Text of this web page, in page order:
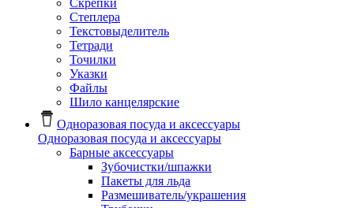
Скрепки
Степлера
Текстовыделитель
Тетради
Точилки
Указки
Файлы
Шило канцелярские
Одноразовая посуда и аксессуары
Одноразовая посуда и аксессуары
Барные аксессуары
Зубочистки/шпажки
Пакеты для льда
Размешиватель/украшения